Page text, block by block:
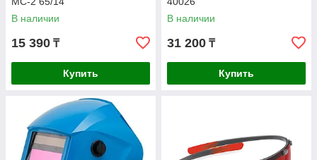
В наличии
15 390 ₸
Купить
В наличии
31 200 ₸
Купить